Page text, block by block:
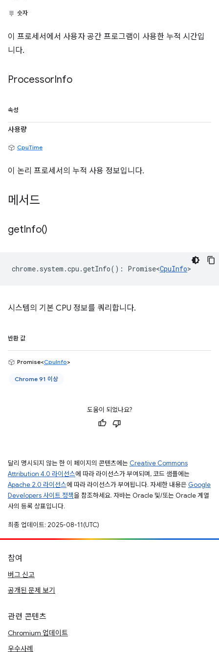
숫자
이 프로세서에서 사용자 공간 프로그램이 사용한 누적 시간입
니다.
ProcessorInfo
속성
사용량
CpuTime
이 논리 프로세서의 누적 사용 정보입니다.
메서드
getInfo()
chrome. system .cpu .getInfo() : Promise<CpuInfo>
시스템의 기본 CPU 정보를 쿼리합니다.
반환 값
Promise<CpuInfo>
Chrome 91 이상
도움이 되었나요?
달리 명시되지 않는 한 이 페이지의 콘텐츠에는 Creative Commons
Attribution 4.0 라이선스에 따라 라이선스가 부여되며, 코드 샘플에는
Apache 2.0 라이선스에 따라 라이선스가 부여됩니다. 자세한 내용은 Google
Developers 사이트 정책을 참조하세요. 자바는 Oracle 및/또는 Oracle 계열
사의 등록 상표입니다.
최종 업데이트: 2025-08-11(UTC)
참여
버그 신고
공개된 문제 보기
관련 콘텐츠
Chromium 업데이트
우수사례